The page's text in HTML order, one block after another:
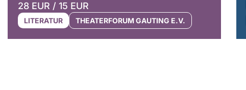
28 EUR / 15 EUR
LITERATUR THEATERFORUM GAUTING E.V.